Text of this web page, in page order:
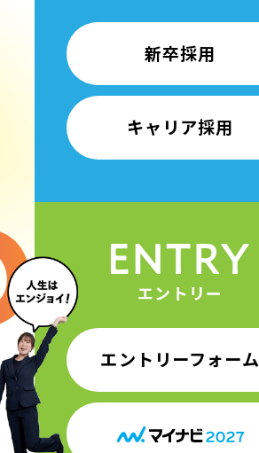
新卒採用
キャリア採用
エントリー
エントリーフォーム